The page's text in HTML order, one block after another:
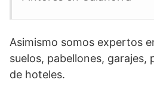
Asimismo somos expertos
suelos, pabellones, garajes,
de hoteles.